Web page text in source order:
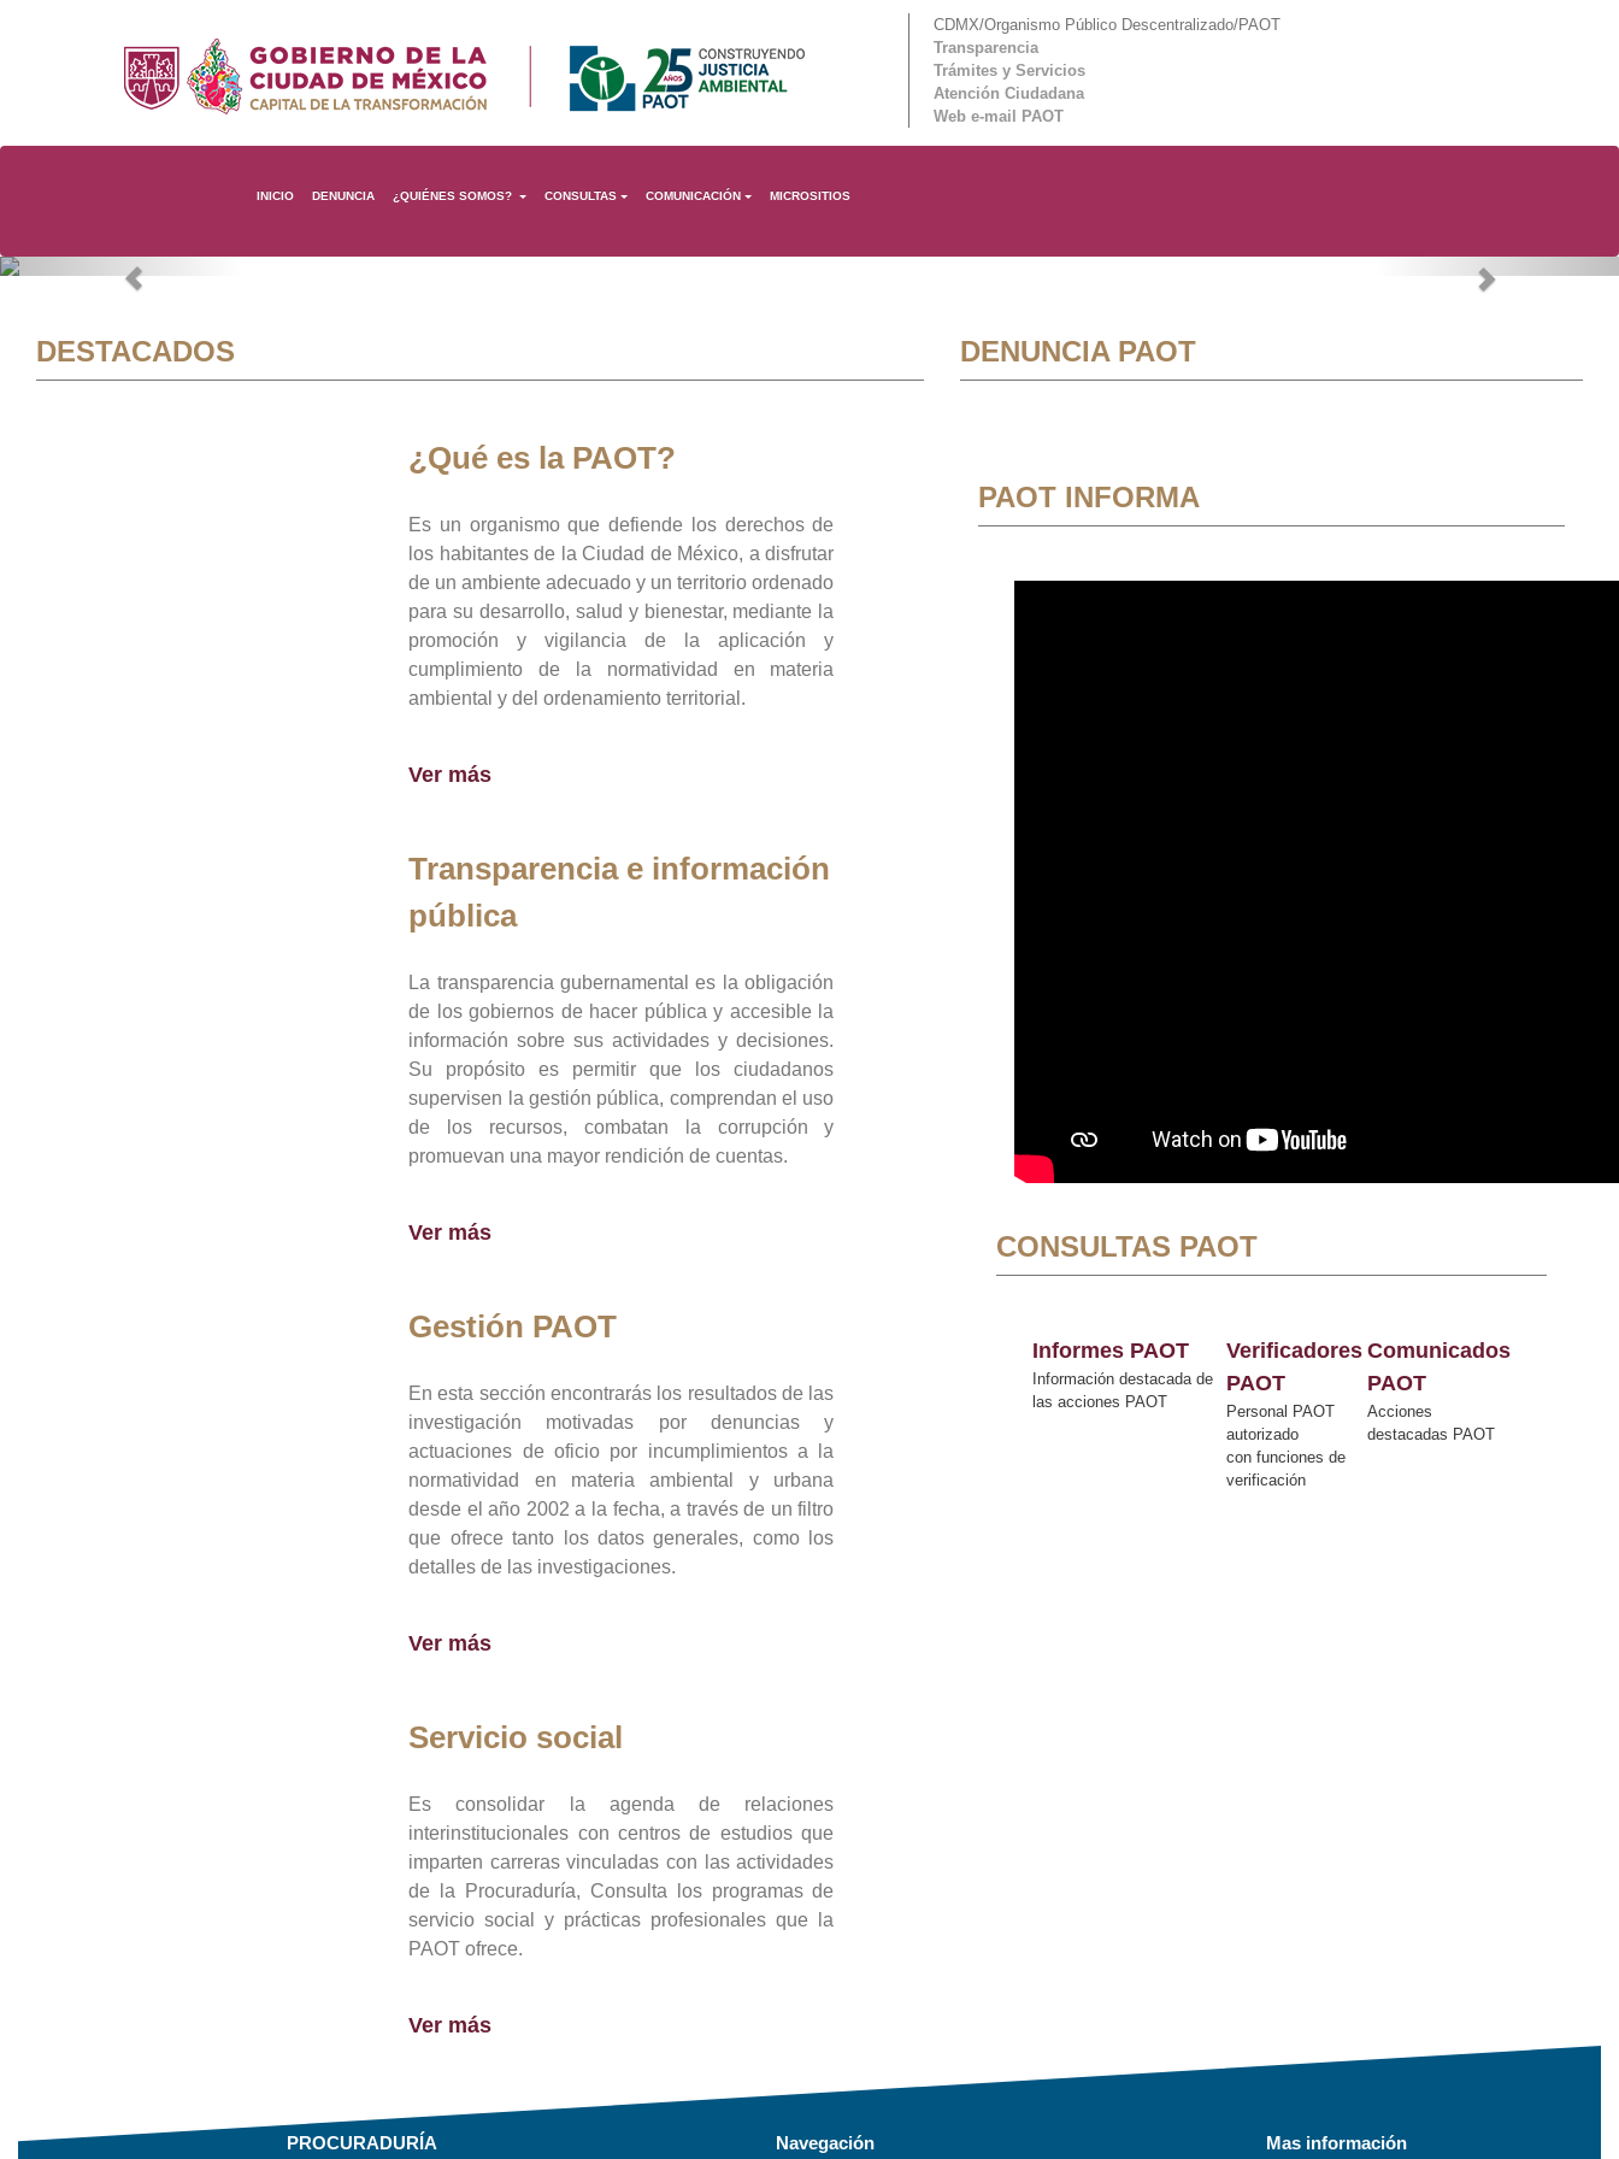
CDMX/Organismo Público Descentralizado/PAOT
Transparencia
Trámites y Servicios
Atención Ciudadana
Web e-mail PAOT
INICIO DENUNCIA ¿QUIÉNES SOMOS? CONSULTAS COMUNICACIÓN MICROSITIOS
Previous Next
DESTACADOS
¿Qué es la PAOT?
Es un organismo que defiende los derechos de
los habitantes de la Ciudad de México, a disfrutar
de un ambiente adecuado y un territorio ordenado
para su desarrollo, salud y bienestar, mediante la
promoción y vigilancia de la aplicación y
cumplimiento de la normatividad en materia
ambiental y del ordenamiento territorial.
Ver más
Transparencia e información
pública
La transparencia gubernamental es la obligación
de los gobiernos de hacer pública y accesible la
información sobre sus actividades y decisiones.
Su propósito es permitir que los ciudadanos
supervisen la gestión pública, comprendan el uso
de los recursos, combatan la corrupción y
promuevan una mayor rendición de cuentas.
Ver más
Gestión PAOT
En esta sección encontrarás los resultados de las
investigación motivadas por denuncias y
actuaciones de oficio por incumplimientos a la
normatividad en materia ambiental y urbana
desde el año 2002 a la fecha, a través de un filtro
que ofrece tanto los datos generales, como los
detalles de las investigaciones.
Ver más
Servicio social
Es consolidar la agenda de relaciones
interinstitucionales con centros de estudios que
imparten carreras vinculadas con las actividades
de la Procuraduría, Consulta los programas de
servicio social y prácticas profesionales que la
PAOT ofrece.
Ver más
DENUNCIA PAOT
PAOT INFORMA
CONSULTAS PAOT
Informes PAOT
Información destacada de
las acciones PAOT
Verificadores
PAOT
Personal PAOT
autorizado
con funciones de
verificación
Comunicados
PAOT
Acciones
destacadas PAOT
PROCURADURÍA Navegación Mas información